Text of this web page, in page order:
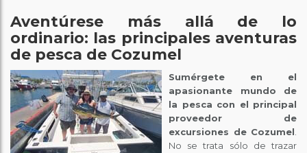
Aventúrese más allá de lo
ordinario: las principales aventuras
de pesca de Cozumel
Sumérgete en el
apasionante mundo de
la pesca con el principal
proveedor de
excursiones de Cozumel.
No se trata sólo de trazar